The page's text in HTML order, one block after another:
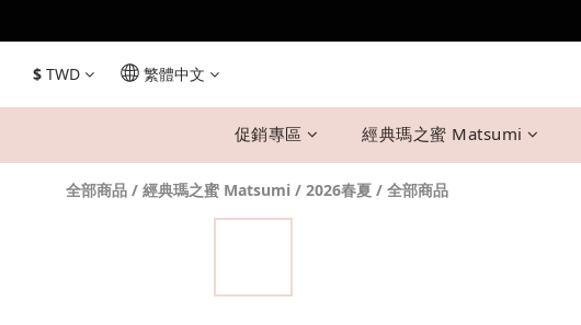
$ TWD 繁體中文
促銷專區 經典瑪之蜜 Matsumi
全部商品 / 經典瑪之蜜 Matsumi / 2026春夏 / 全部商品